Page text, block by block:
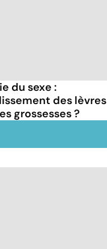
du sexe :
des lèvres
grossesses ?